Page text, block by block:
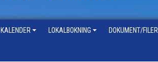
KALENDER LOKALBOKNING DOKUMENT/FILER